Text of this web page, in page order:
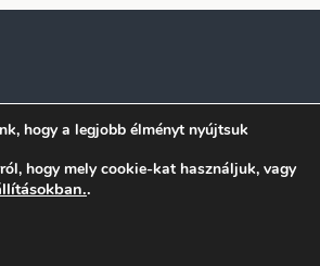
hogy a legjobb élményt nyújtsuk
hogy mely cookie-kat használjuk, vagy
.